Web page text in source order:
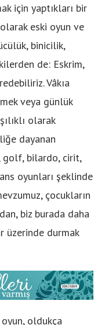
için yaptıkları bir
eski oyun ve
binicilik,
de: Eskrim,
Vâkıa
veya günlük
olarak
dayanan
golf, bilardo, cirit,
oyunları şeklinde
çocukların
biz burada daha
üzerinde durmak
oldukça